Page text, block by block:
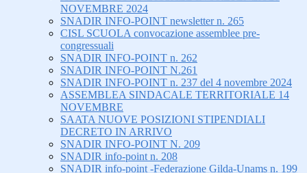
NOVEMBRE 2024
SNADIR INFO-POINT newsletter n. 265
CISL SCUOLA convocazione assemblee pre-
congressuali
SNADIR INFO-POINT n. 262
SNADIR INFO-POINT N.261
SNADIR INFO-POINT n. 237 del 4 novembre 2024
ASSEMBLEA SINDACALE TERRITORIALE 14
NOVEMBRE
SAATA NUOVE POSIZIONI STIPENDIALI
DECRETO IN ARRIVO
SNADIR INFO-POINT N. 209
SNADIR info-point n. 208
SNADIR info-point -Federazione Gilda-Unams n. 199